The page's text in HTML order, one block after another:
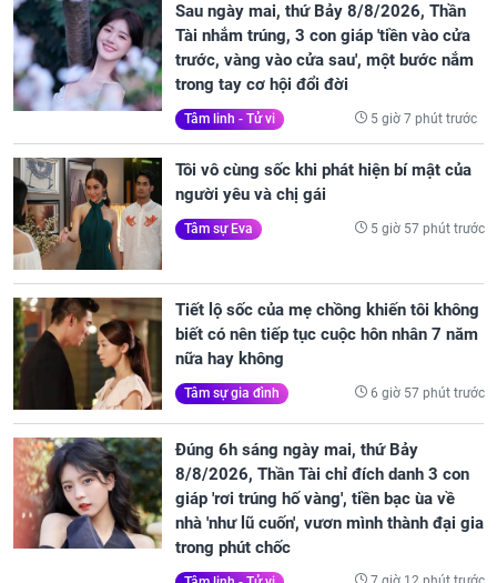
Sau ngày mai, thứ Bảy 8/8/2026, Thần
Tài nhắm trúng, 3 con giáp 'tiền vào cửa
trước, vàng vào cửa sau', một bước nắm
trong tay cơ hội đổi đời
Tâm linh - Tử vi 5 giờ 7 phút trước
Tôi vô cùng sốc khi phát hiện bí mật của
người yêu và chị gái
Tâm sự Eva 5 giờ 57 phút trước
Tiết lộ sốc của mẹ chồng khiến tôi không
biết có nên tiếp tục cuộc hôn nhân 7 năm
nữa hay không
Tâm sự gia đình 6 giờ 57 phút trước
Đúng 6h sáng ngày mai, thứ Bảy
8/8/2026, Thần Tài chỉ đích danh 3 con
giáp 'rơi trúng hố vàng', tiền bạc ùa về
nhà 'như lũ cuốn', vươn mình thành đại gia
trong phút chốc